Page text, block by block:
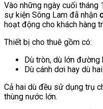
Vào những ngày cuối
sự kiện Sông Lam đã nhận
hoạt động cho khách hàng
Thiết bị cho thuê gồm có:
Dù tròn, dù lớn đường
Dù cánh dơi hay dù
Cả hai dù đều sử dụng trụ
thùng nước lớn.